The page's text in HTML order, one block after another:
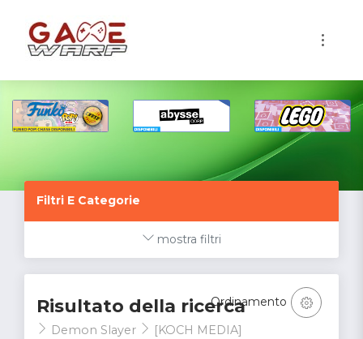
Filtri E Categorie
mostra filtri
Risultato della ricerca
Demon Slayer [KOCH MEDIA]
Ordinamento